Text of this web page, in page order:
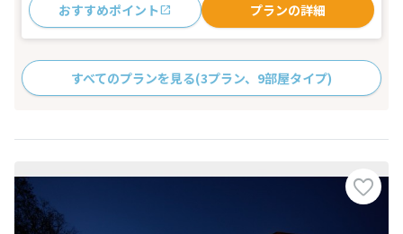
おすすめポイント プランの詳細
すべてのプランを見る(3プラン、9部屋タイプ)